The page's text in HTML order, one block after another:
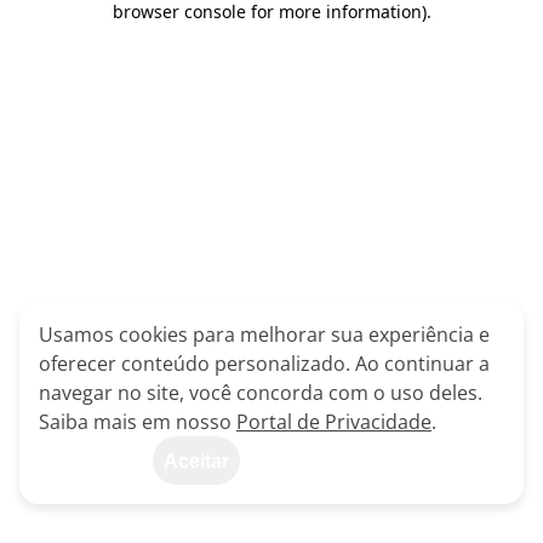
browser console for more information).
Usamos cookies para melhorar sua experiência e
oferecer conteúdo personalizado. Ao continuar a
navegar no site, você concorda com o uso deles.
Saiba mais em nosso Portal de Privacidade.